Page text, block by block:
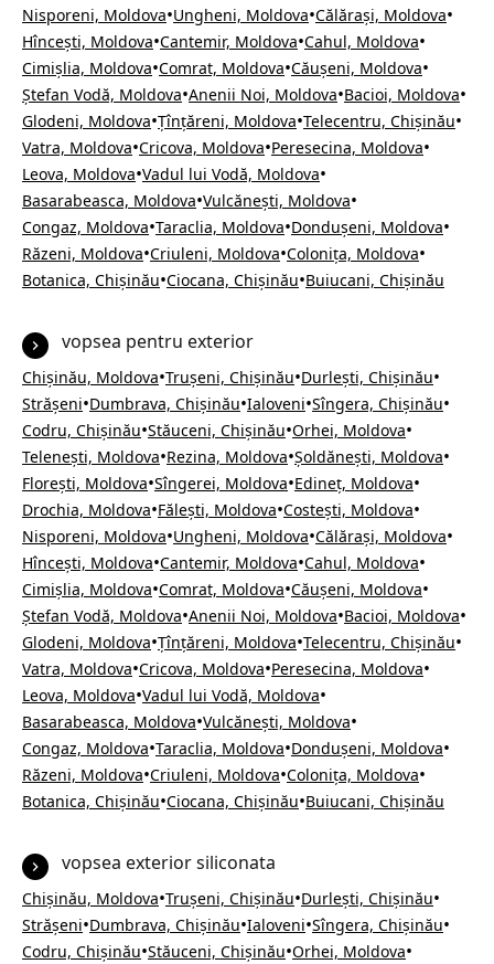
Nisporeni, Moldova•Ungheni, Moldova•Călărași, Moldova•
Hîncești, Moldova•Cantemir, Moldova•Cahul, Moldova•
Cimișlia, Moldova•Comrat, Moldova•Căușeni, Moldova•
Ștefan Vodă, Moldova•Anenii Noi, Moldova•Bacioi, Moldova•
Glodeni, Moldova•Țînțăreni, Moldova•Telecentru, Chișinău•
Vatra, Moldova•Cricova, Moldova•Peresecina, Moldova•
Leova, Moldova•Vadul lui Vodă, Moldova•
Basarabeasca, Moldova•Vulcănești, Moldova•
Congaz, Moldova•Taraclia, Moldova•Dondușeni, Moldova•
Răzeni, Moldova•Criuleni, Moldova•Colonița, Moldova•
Botanica, Chișinău•Ciocana, Chișinău•Buiucani, Chișinău
vopsea pentru exterior
Chișinău, Moldova•Trușeni, Chișinău•Durlești, Chișinău•
Strășeni•Dumbrava, Chișinău•Ialoveni•Sîngera, Chișinău•
Codru, Chișinău•Stăuceni, Chișinău•Orhei, Moldova•
Telenești, Moldova•Rezina, Moldova•Șoldănești, Moldova•
Florești, Moldova•Sîngerei, Moldova•Edineț, Moldova•
Drochia, Moldova•Fălești, Moldova•Costești, Moldova•
Nisporeni, Moldova•Ungheni, Moldova•Călărași, Moldova•
Hîncești, Moldova•Cantemir, Moldova•Cahul, Moldova•
Cimișlia, Moldova•Comrat, Moldova•Căușeni, Moldova•
Ștefan Vodă, Moldova•Anenii Noi, Moldova•Bacioi, Moldova•
Glodeni, Moldova•Țînțăreni, Moldova•Telecentru, Chișinău•
Vatra, Moldova•Cricova, Moldova•Peresecina, Moldova•
Leova, Moldova•Vadul lui Vodă, Moldova•
Basarabeasca, Moldova•Vulcănești, Moldova•
Congaz, Moldova•Taraclia, Moldova•Dondușeni, Moldova•
Răzeni, Moldova•Criuleni, Moldova•Colonița, Moldova•
Botanica, Chișinău•Ciocana, Chișinău•Buiucani, Chișinău
vopsea exterior siliconata
Chișinău, Moldova•Trușeni, Chișinău•Durlești, Chișinău•
Strășeni•Dumbrava, Chișinău•Ialoveni•Sîngera, Chișinău•
Codru, Chișinău•Stăuceni, Chișinău•Orhei, Moldova•